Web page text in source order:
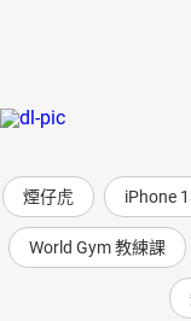
煙仔虎 iPhone
World Gym 教練課